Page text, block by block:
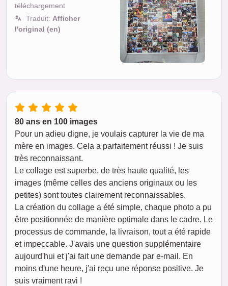
téléchargement
Traduit: Afficher
l'original (en)
80 ans en 100 images
Pour un adieu digne, je voulais capturer la vie de ma
mère en images. Cela a parfaitement réussi ! Je suis
très reconnaissant.
Le collage est superbe, de très haute qualité, les
images (même celles des anciens originaux ou les
petites) sont toutes clairement reconnaissables.
La création du collage a été simple, chaque photo a pu
être positionnée de manière optimale dans le cadre. Le
processus de commande, la livraison, tout a été rapide
et impeccable. J'avais une question supplémentaire
aujourd'hui et j'ai fait une demande par e-mail. En
moins d'une heure, j'ai reçu une réponse positive. Je
suis vraiment ravi !